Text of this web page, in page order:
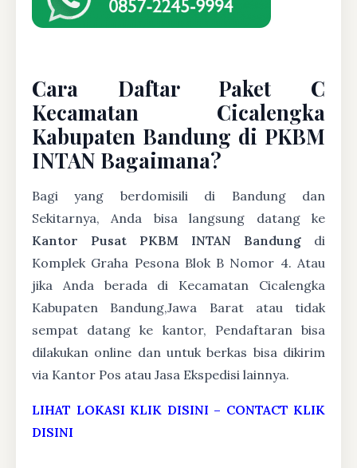
Cara Daftar Paket C
Kecamatan Cicalengka
Kabupaten Bandung di PKBM
INTAN Bagaimana?
Bagi yang berdomisili di Bandung dan
Sekitarnya, Anda bisa langsung datang ke
Kantor Pusat PKBM INTAN Bandung di
Komplek Graha Pesona Blok B Nomor 4. Atau
jika Anda berada di Kecamatan Cicalengka
Kabupaten Bandung,Jawa Barat atau tidak
sempat datang ke kantor, Pendaftaran bisa
dilakukan online dan untuk berkas bisa dikirim
via Kantor Pos atau Jasa Ekspedisi lainnya.
LIHAT LOKASI KLIK DISINI – CONTACT KLIK
DISINI